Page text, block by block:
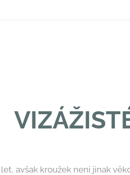
avšak kroužek není jinak